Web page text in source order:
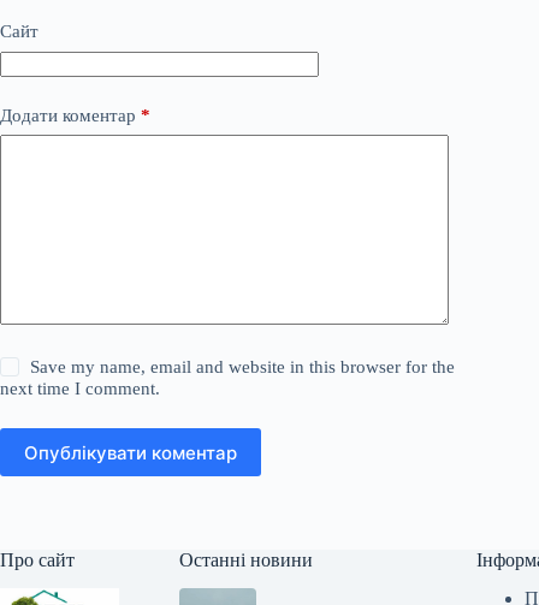
Сайт
Додати коментар *
Save my name, email and website in this browser for the
next time I comment.
Опублікувати коментар
Про сайт Останні новини